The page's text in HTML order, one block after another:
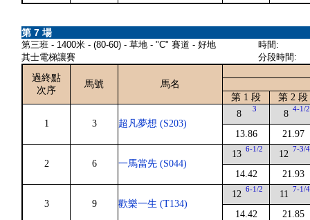
第 7 場
第三班 - 1400米 - (80-60) - 草地 - "C" 賽道 - 好地
其士電梯讓賽
時間:
分段時間:
過終點
次序
馬號
馬名
第 1 段
第 2 段
1 3 超凡夢想 (S203)
8 3
13.86
8 4-1/2
21.97
2 6 一馬當先 (S044)
13 6-1/2
14.42
12 7-3/4
21.93
3 9 歡樂一生 (T134)
12 6-1/2
14.42
11 7-1/4
21.85